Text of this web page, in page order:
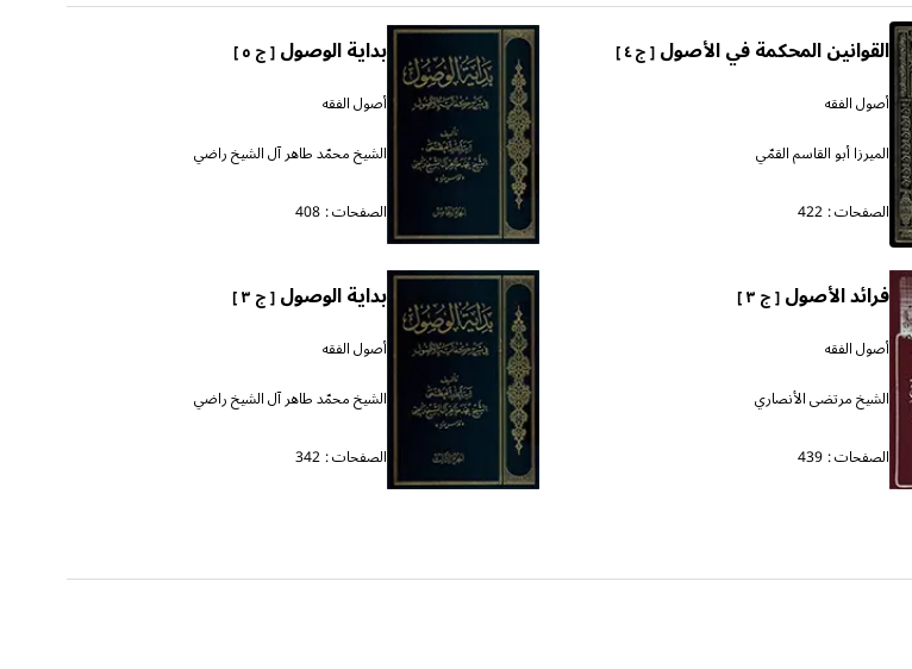
القوانين المحكمة في الأصول[ ج ٤ ]
أصول الفقه
الميرزا أبو القاسم القمّي
الصفحات : 422
بداية الوصول[ ج ٥ ]
أصول الفقه
الشيخ محمّد طاهر آل الشيخ راضي
الصفحات : 408
فرائد الأصول[ ج ٣ ]
أصول الفقه
الشيخ مرتضى الأنصاري
الصفحات : 439
بداية الوصول[ ج ٣ ]
أصول الفقه
الشيخ محمّد طاهر آل الشيخ راضي
الصفحات : 342